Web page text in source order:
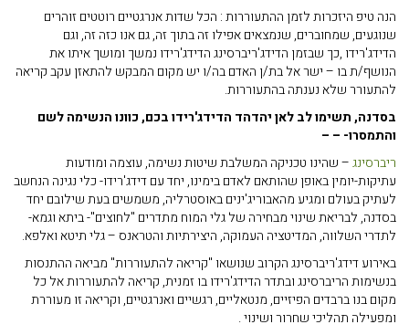
הנה טיפ היזכרות לזמן ההתעוררות : הכל שדות אנרגטיים רוטטים זוהרים
שנוגעים, שמחוברים, שנמצאים אפילו זה בתוך זה, גם אנו כזה זה, וגם
הדידג'רידו ,כך שבזמן הדידג'ריברסינג הדידג'רידו נמשך ומושך איתו את
הנושף/ת בו – ישר אל בת/ן האדם בה/ו יש מקום המבקש להתאזן עקב קריאה
להתעורר שלא נענתה בהתעוררות.
בסדנה, תשימו לב לאן יהדהד הדידג'רידו בכם, כוונו הנשימה לשם
והתמסרו- – –
ריברסינג– שהינו טכניקה המשלבת שיטות נשימה, עוצמה ומודעות
עתיקות-יומין באופן שהותאם לאדם בימינו, יחד עם דידג'רידו- כלי נגינה הנחשב
לעתיק בעולם ומגיע מהאבוריג'ינים באוסטרליה, משמשים בעת שילובם יחד
בסדנה, לבריאת שינוי מבחירה של גלי המוח מתדרים "לחוצים"- ביתא וגמא-
לתדרי השלווה, המדיטציה העמוקה, היצירתיות והטראנס – גלי תיטא ואלפא.
באירוע דידג'ריברסינג הקרוב שנושאו "קריאה להתעוררות" מביאה ההתנסות
בנשימות הריברסינג ובתדר הדידג'רידו בו זמנית, קריאה להתעוררות אל כל
מקום בנו ברבדים הפיזיים, מנטאליים, רגשיים ואנרגטיים, וקריאה זו מעוררת
ומפעילה תהליכי שחרור ושינוי .